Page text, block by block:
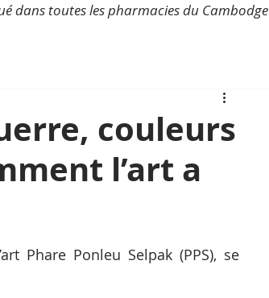
dans toutes les pharmacies du Cambodge
couleurs
l’art a
Phare Ponleu Selpak (PPS), se